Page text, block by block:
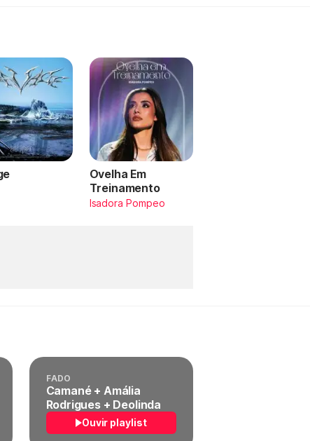
Ovelha Em
Treinamento
Isadora Pompeo
FADO
Camané + Amália
Rodrigues + Deolinda
Ouvir playlist